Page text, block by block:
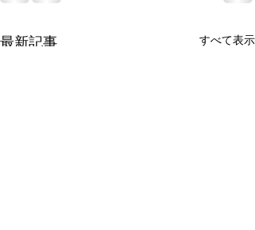
最新記事 すべて表示